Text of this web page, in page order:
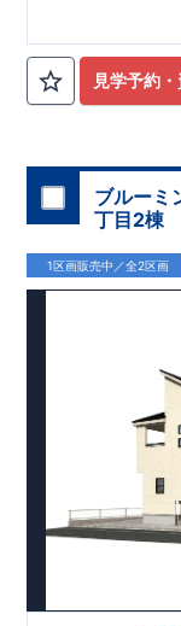
にも配慮しやす
② グルニエ・WIC
クインクローゼッ
納に便利なグルニ
す。
③ JR横浜線「矢
「矢部」駅まで徒
く、駅周辺の利便
す。 周辺には生
・相模原市大
・相模原市
・相模原つ
・コープみら
ブルーミング
・誰が、何をし
ります。・設計、
ンを提供いたしま
見学予約
ブルーミ
丁目2棟
1区画販売中／全2区画